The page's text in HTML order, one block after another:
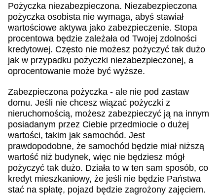
Pożyczka niezabezpieczona. Niezabezpieczona
pożyczka osobista nie wymaga, abyś stawiał
wartościowe aktywa jako zabezpieczenie. Stopa
procentowa będzie zależała od Twojej zdolności
kredytowej. Często nie możesz pożyczyć tak dużo
jak w przypadku pożyczki niezabezpieczonej, a
oprocentowanie może być wyższe.
Zabezpieczona pożyczka - ale nie pod zastaw
domu. Jeśli nie chcesz wiązać pożyczki z
nieruchomością, możesz zabezpieczyć ją na innym
posiadanym przez Ciebie przedmiocie o dużej
wartości, takim jak samochód. Jest
prawdopodobne, że samochód będzie miał niższą
wartość niż budynek, więc nie będziesz mógł
pożyczyć tak dużo. Działa to w ten sam sposób, co
kredyt mieszkaniowy, że jeśli nie będzie Państwa
stać na spłatę, pojazd będzie zagrożony zajęciem.